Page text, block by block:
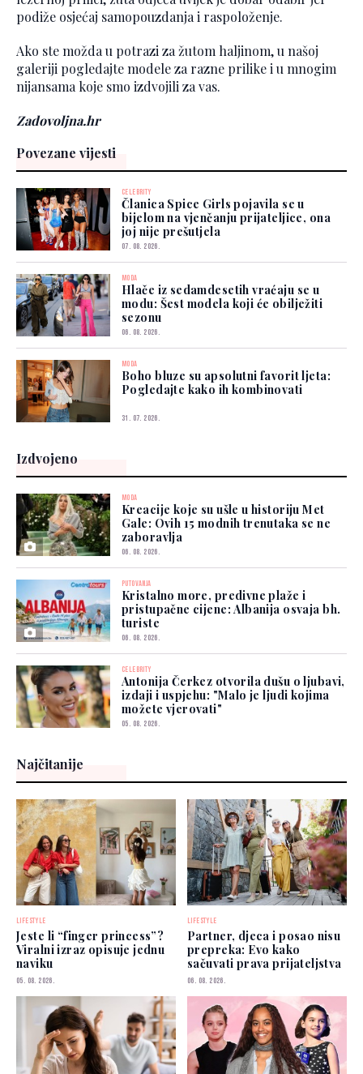
podiže osjećaj samopouzdanja i raspoloženje.
Ako ste možda u potrazi za žutom haljinom, u našoj
galeriji pogledajte modele za razne prilike i u mnogim
nijansama koje smo izdvojili za vas.
Zadovoljna.hr
Povezane vijesti
CELEBRITY
Članica Spice Girls pojavila se u
bijelom na vjenčanju prijateljice, ona
joj nije prešutjela
07. 08. 2026.
MODA
Hlače iz sedamdesetih vraćaju se u
modu: Šest modela koji će obilježiti
sezonu
06. 08. 2026.
MODA
Boho bluze su apsolutni favorit ljeta:
Pogledajte kako ih kombinovati
31. 07. 2026.
Izdvojeno
MODA
Kreacije koje su ušle u historiju Met
Gale: Ovih 15 modnih trenutaka se ne
zaboravlja
06. 08. 2026.
PUTOVANJA
Kristalno more, predivne plaže i
pristupačne cijene: Albanija osvaja bh.
turiste
06. 08. 2026.
CELEBRITY
Antonija Čerkez otvorila dušu o ljubavi,
izdaji i uspjehu: "Malo je ljudi kojima
možete vjerovati"
05. 08. 2026.
Najčitanije
LIFESTYLE
Jeste li “finger princess”?
Viralni izraz opisuje jednu
naviku
05. 08. 2026.
LIFESTYLE
Partner, djeca i posao nisu
prepreka: Evo kako
sačuvati prava prijateljstva
06. 08. 2026.